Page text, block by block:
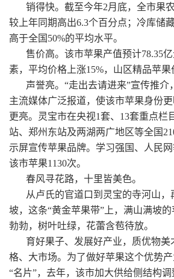
销得快。截至今年2月底，全市果农
较上年同期高出6.3个百分点；冷库储
高于全国50%的平均水平。
售价高。该市苹果产值预计78.35亿
素，平均价格上涨15%，山区精品苹果
声誉亮。“走出去请进来”宣传推介
主流媒体广泛报道，使该市苹果身份
更亮。灵宝市在央视1套、13套重点栏
站、郑州东站及两湖两广地区等全国
示屏宣传苹果品牌。学习强国、人民
该市苹果1130次。
春风寻花路，十里皆美色。
从卢氏的官道口到灵宝的寺河山，
坡，这条“黄金苹果带”上，满山满坡
勃勃，树叶吐绿，花蕾含苞待放。
育好果子、发展好产业，质优物美
格、大市场。为了做好苹果这个优势
“名片”，去年，该市加大供给侧结构